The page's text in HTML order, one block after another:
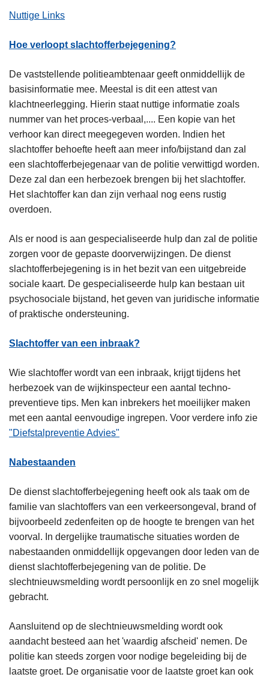
Nuttige Links
Hoe verloopt slachtofferbejegening?
De vaststellende politieambtenaar geeft onmiddellijk de
basisinformatie mee. Meestal is dit een attest van
klachtneerlegging. Hierin staat nuttige informatie zoals
nummer van het proces-verbaal,.... Een kopie van het
verhoor kan direct meegegeven worden. Indien het
slachtoffer behoefte heeft aan meer info/bijstand dan zal
een slachtofferbejegenaar van de politie verwittigd worden.
Deze zal dan een herbezoek brengen bij het slachtoffer.
Het slachtoffer kan dan zijn verhaal nog eens rustig
overdoen.
Als er nood is aan gespecialiseerde hulp dan zal de politie
zorgen voor de gepaste doorverwijzingen. De dienst
slachtofferbejegening is in het bezit van een uitgebreide
sociale kaart. De gespecialiseerde hulp kan bestaan uit
psychosociale bijstand, het geven van juridische informatie
of praktische ondersteuning.
Slachtoffer van een inbraak?
Wie slachtoffer wordt van een inbraak, krijgt tijdens het
herbezoek van de wijkinspecteur een aantal techno-
preventieve tips. Men kan inbrekers het moeilijker maken
met een aantal eenvoudige ingrepen. Voor verdere info zie
"Diefstalpreventie Advies"
Nabestaanden
De dienst slachtofferbejegening heeft ook als taak om de
familie van slachtoffers van een verkeersongeval, brand of
bijvoorbeeld zedenfeiten op de hoogte te brengen van het
voorval. In dergelijke traumatische situaties worden de
nabestaanden onmiddellijk opgevangen door leden van de
dienst slachtofferbejegening van de politie. De
slechtnieuwsmelding wordt persoonlijk en zo snel mogelijk
gebracht.
Aansluitend op de slechtnieuwsmelding wordt ook
aandacht besteed aan het 'waardig afscheid' nemen. De
politie kan steeds zorgen voor nodige begeleiding bij de
laatste groet. De organisatie voor de laatste groet kan ook